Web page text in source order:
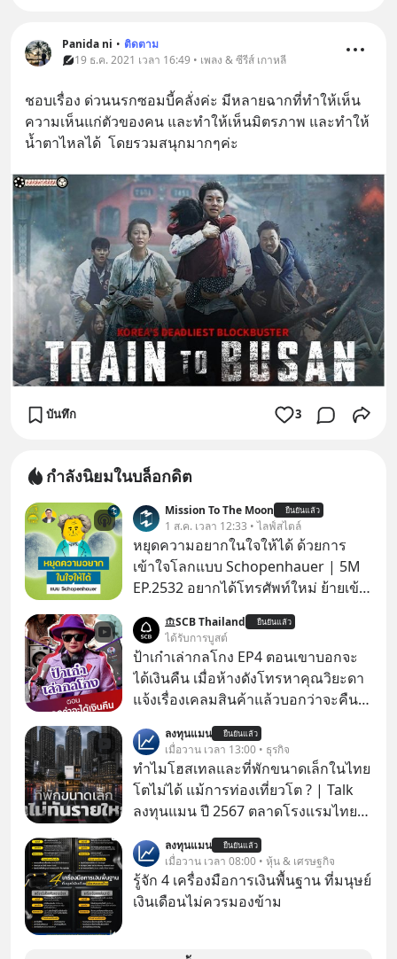
Panida ni • ติดตาม
19 ธ.ค. 2021 เวลา 16:49 • เพลง & ซีรีส์ เกาหลี
ชอบเรื่อง​ ด่วนนรกซอมบี้คลั่งค่ะ​ มีหลายฉากที่ทำให้เห็น
ความเห็นแก่ตัวของคน​ และทำให้เห็นมิตรภาพ​ และทำให้
น้ำตาไหลได้  โดยรวมสนุกมากๆค่ะ
บันทึก 3
กำลังนิยมในบล็อกดิต
Mission To The Moon ยืนยันแล้ว
1 ส.ค. เวลา 12:33 • ไลฟ์สไตล์
หยุดความอยากในใจให้ได้ ด้วยการ
เข้าใจโลกแบบ Schopenhauer | 5M
EP.2532 อยากได้โทรศัพท์ใหม่ ย้ายเข้า
เคยสงสัยไหมว่าทำไมพอได้ของที่อยาก
ได้มาแล้วความสุขนั้นกลับอยู่กับเราได้
ไม่นาน? นี่คือกลไกพื้นฐานของมนุษย์ที่
Arthur Schopenhauer นักปรัชญา
ปีก่อน แล้วเราจะหยุดวงจรความอยาก
ในใจเพื่อความสุขที่ยั่งยืนได้อย่างไร?
ติดตามได้ในพอดแคสต์ 5M EP. นี้
#goodtime #5minutespodcast
#missiontothemoonpodcast
SCB Thailand ยืนยันแล้ว
ได้รับการบูสต์
ป้าเก๋าเล่ากลโกง EP4 ตอนเขาบอกจะ
ได้เงินคืน เมื่อห้างดังโทรหาคุณวิยะดา
แจ้งเรื่องเคลมสินค้าแล้วบอกว่าจะคืน
เรื่องจ้อจี้ หาคำตอบได้ที่ “ป้าเก๋าเล่ากล
โกง” EP4 ตอน “เขาบอกว่าจะได้เงิน
คืน” #ป้าเก๋าเล่ากลโกง #แก้เกมกลโกง
#อยู่อย่างยั่งยืน #Cybersecurity #เตือน
ภัยออนไลน์
ลงทุนแมน ยืนยันแล้ว
เมื่อวาน เวลา 13:00 • ธุรกิจ
ทำไมโฮสเทลและที่พักขนาดเล็กในไทย
โตไม่ได้ แม้การท่องเที่ยวโต ? | Talk
ลงทุนแมน ปี 2567 ตลาดโรงแรมไทย
หรือไม่ว่า รายได้กว่า 85% กระจุกอยู่กับ
ผู้ประกอบการรายใหญ่ และมีอัตราการ
เติบโตได้ถึง 16% ขณะที่ผู้ประกอบการ
ลงทุนแมน ยืนยันแล้ว
เมื่อวาน เวลา 08:00 • หุ้น & เศรษฐกิจ
รู้จัก 4 เครื่องมือการเงินพื้นฐาน ที่มนุษย์
เงินเดือนไม่ควรมองข้าม